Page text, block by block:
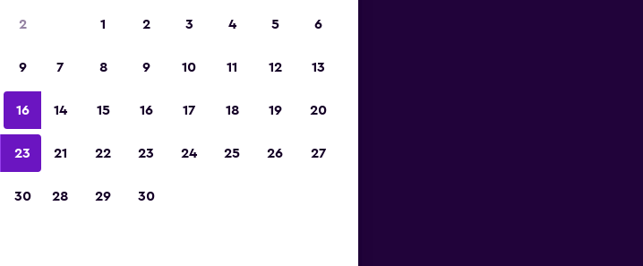
de 2023
2
9
16
23
30
1 2 3 4 5 6
7 8 9 10 11 12 13
14 15 16 17 18 19 20
21 22 23 24 25 26 27
28 29 30